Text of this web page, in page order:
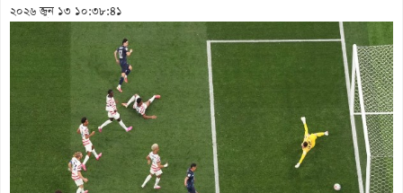
২০২৬ জুন ১৩ ১০:৩৮:৪১